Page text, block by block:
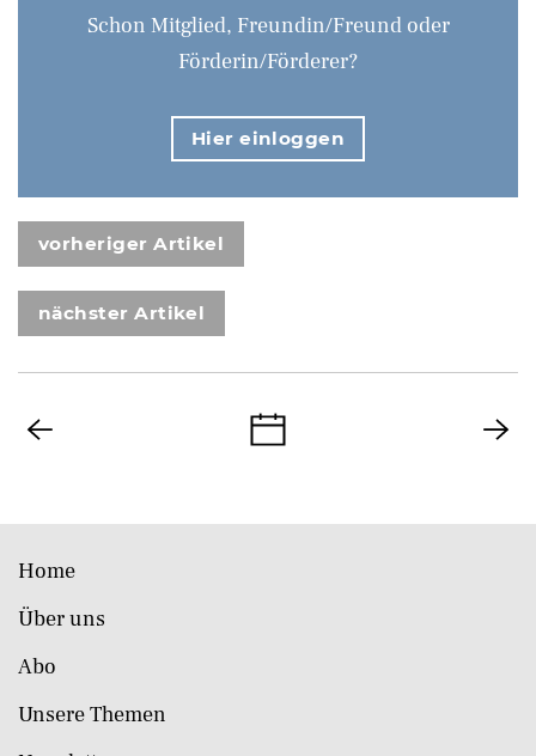
Schon Mitglied, Freundin/Freund oder
Förderin/Förderer?
Hier einloggen
vorheriger Artikel
nächster Artikel
Home
Über uns
Abo
Unsere Themen